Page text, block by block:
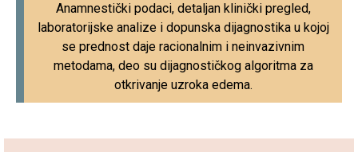
Anamnestički podaci, detaljan klinički pregled,
laboratorijske analize i dopunska dijagnostika u kojoj
se prednost daje racionalnim i neinvazivnim
metodama, deo su dijagnostičkog algoritma za
otkrivanje uzroka edema.